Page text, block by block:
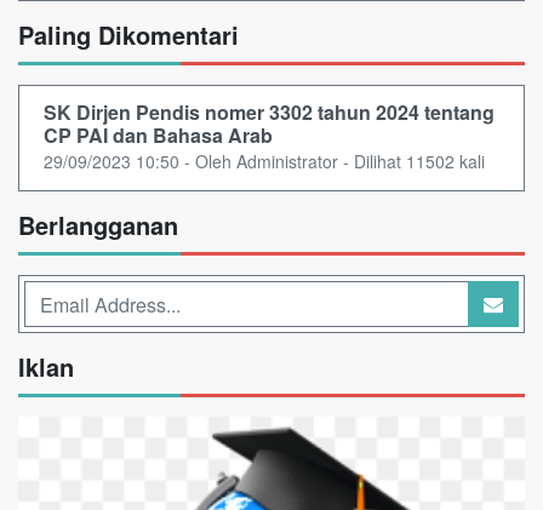
Paling Dikomentari
SK Dirjen Pendis nomer 3302 tahun 2024 tentang
CP PAI dan Bahasa Arab
29/09/2023 10:50 - Oleh Administrator - Dilihat 11502 kali
Berlangganan
Iklan